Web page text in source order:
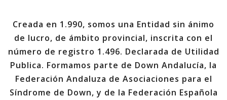
Creada en 1.990, somos una Entidad sin ánimo
de lucro, de ámbito provincial, inscrita con el
número de registro 1.496. Declarada de Utilidad
Publica. Formamos parte de Down Andalucía, la
Federación Andaluza de Asociaciones para el
Síndrome de Down, y de la Federación Española